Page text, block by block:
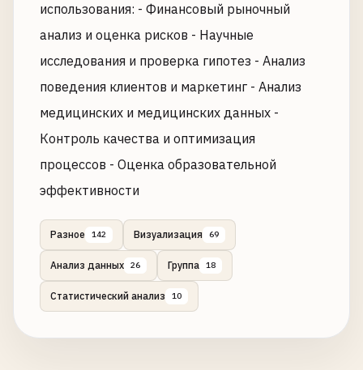
использования: - Финансовый рыночный
анализ и оценка рисков - Научные
исследования и проверка гипотез - Анализ
поведения клиентов и маркетинг - Анализ
медицинских и медицинских данных -
Контроль качества и оптимизация
процессов - Оценка образовательной
эффективности
Разное 142 Визуализация 69
Анализ данных 26 Группа 18
Статистический анализ 10